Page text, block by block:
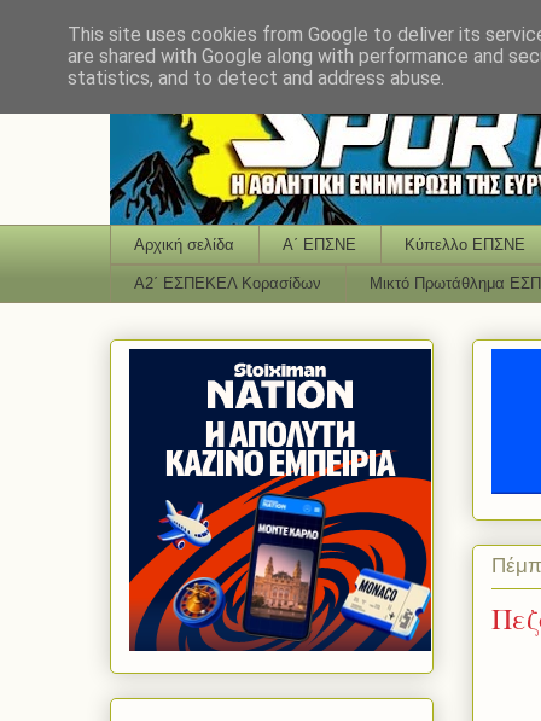
Αρχική σελίδα Α΄ ΕΠΣΝΕ Κύπελλο ΕΠΣΝΕ
Α2΄ ΕΣΠΕΚΕΛ Κορασίδων Μικτό Πρωτάθλημα
This site uses cookies from Google to deliver its
are shared with Google along with performance and
statistics, and to detect and address abuse.